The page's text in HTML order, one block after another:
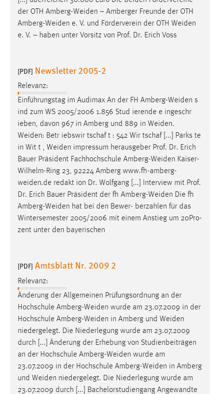
der OTH Amberg-Weiden – Amberger Freunde der OTH
Amberg-Weiden e. V. und Förderverein der OTH Weiden
e. V. – haben unter Vorsitz von Prof. Dr. Erich Voss
[PDF] Newsletter 2005-2
Relevanz:
Einführungstag im Audimax An der FH Amberg-Weiden s
ind zum WS 2005/2006 1.856 Stud ierende e ingeschr
ieben, davon 967 in Amberg und 889 in Weiden.
Weiden: Betr iebswir tschaf t : 542 Wir tschaf [...] Parks te
in Wit t , Weiden impressum herausgeber Prof. Dr. Erich
Bauer Präsident Fachhochschule Amberg-Weiden Kaiser-
Wilhelm-Ring 23, 92224 Amberg www.fh-amberg-
weiden.de redakt ion Dr. Wolfgang [...] Interview mit Prof.
Dr. Erich Bauer Präsident der fh Amberg-Weiden Die fh
Amberg-Weiden hat bei den Bewer- berzahlen für das
Wintersemester 2005/2006 mit einem Anstieg um 20Pro-
zent unter den bayerischen
[PDF] Amtsblatt Nr. 2009 2
Relevanz:
Änderung der Allgemeinen Prüfungsordnung an der
Hochschule Amberg-Weiden wurde am 23.07.2009 in der
Hochschule Amberg-Weiden in Amberg und Weiden
niedergelegt. Die Niederlegung wurde am 23.07.2009
durch [...] Änderung der Erhebung von Studienbeiträgen
an der Hochschule Amberg-Weiden wurde am
23.07.2009 in der Hochschule Amberg-Weiden in Amberg
und Weiden niedergelegt. Die Niederlegung wurde am
23.07.2009 durch [...] Bachelorstudiengang Angewandte